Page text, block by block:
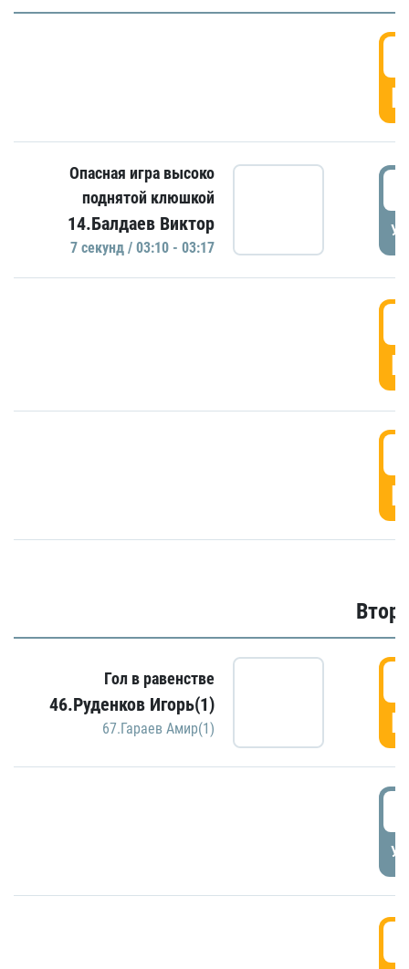
Опасная игра высоко
поднятой клюшкой
14.Балдаев Виктор
7 секунд / 03:10 - 03:17
Гол в равенстве
46.Руденков Игорь(1)
67.Гараев Амир(1)